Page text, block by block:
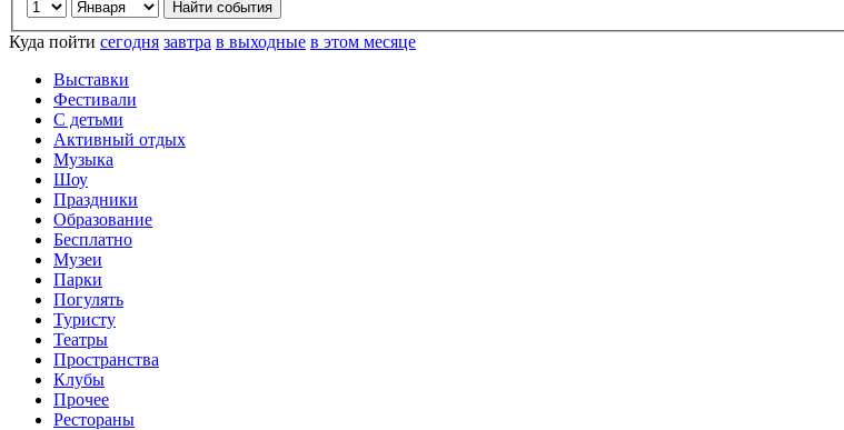
Куда пойти сегодня завтра в выходные в этом месяце
Выставки
Фестивали
С детьми
Активный отдых
Музыка
Шоу
Праздники
Образование
Бесплатно
Музеи
Парки
Погулять
Туристу
Театры
Пространства
Клубы
Прочее
Рестораны